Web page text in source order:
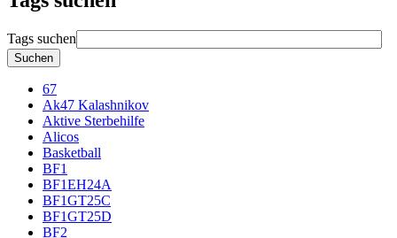
Tags suchen
67
Ak47 Kalashnikov
Aktive Sterbehilfe
Alicos
Basketball
BF1
BF1EH24A
BF1GT25C
BF1GT25D
BF2